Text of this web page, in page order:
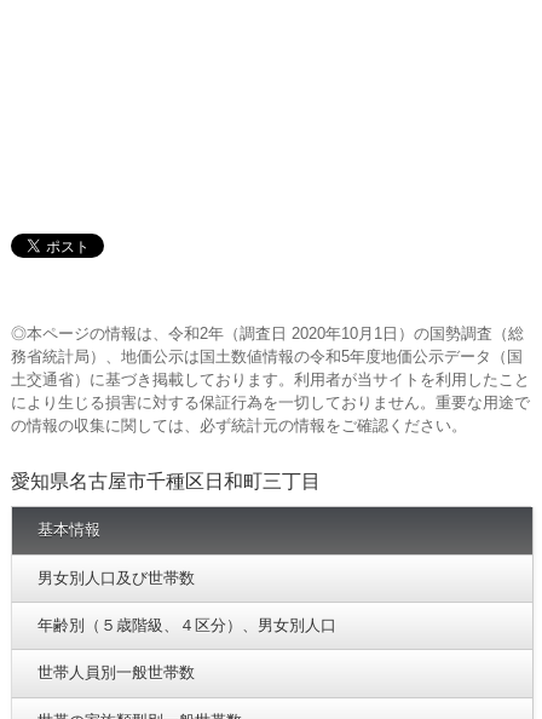
◎本ページの情報は、令和2年（調査日 2020年10月1日）の国勢調査（総
務省統計局）、地価公示は国土数値情報の令和5年度地価公示データ（国
土交通省）に基づき掲載しております。利用者が当サイトを利用したこと
により生じる損害に対する保証行為を一切しておりません。重要な用途で
の情報の収集に関しては、必ず統計元の情報をご確認ください。
愛知県名古屋市千種区日和町三丁目
基本情報
男女別人口及び世帯数
年齢別（５歳階級、４区分）、男女別人口
世帯人員別一般世帯数